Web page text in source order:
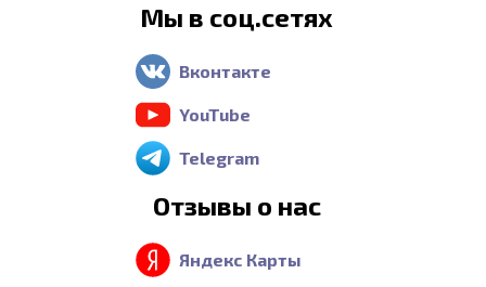
Мы в соц.сетях
Вконтакте
YouTube
Telegram
Отзывы о нас
Яндекс Карты